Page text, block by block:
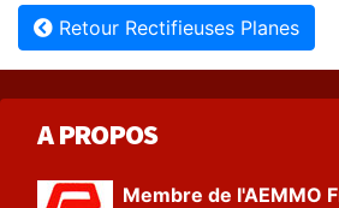
Retour Rectifieuses Planes
A PROPOS
Membre de l'AEMMO